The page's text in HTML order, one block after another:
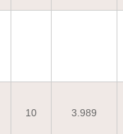
10 3.989